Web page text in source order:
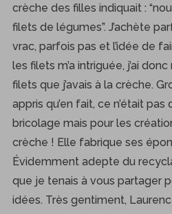
crèche des filles indiquait :
filets de légumes”. J’achète
vrac, parfois pas et l’idée de
les filets m’a intriguée, j’ai
filets que j’avais à la crèche.
appris qu’en fait, ce n’était
bricolage mais pour les
crèche ! Elle fabrique ses
Évidemment adepte du
que je tenais à vous partager
idées. Très gentiment,